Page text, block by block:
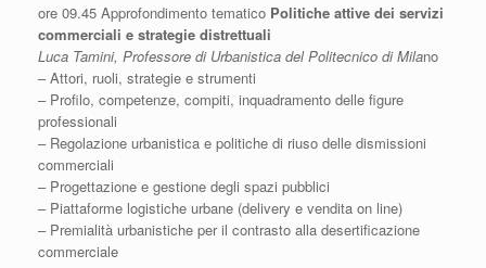
ore 09.45 Approfondimento tematico Politiche attive dei servizi
commerciali e strategie distrettuali
Luca Tamini, Professore di Urbanistica del Politecnico di Milano
– Attori, ruoli, strategie e strumenti
– Profilo, competenze, compiti, inquadramento delle figure
professionali
– Regolazione urbanistica e politiche di riuso delle dismissioni
commerciali
– Progettazione e gestione degli spazi pubblici
– Piattaforme logistiche urbane (delivery e vendita on line)
– Premialità urbanistiche per il contrasto alla desertificazione
commerciale